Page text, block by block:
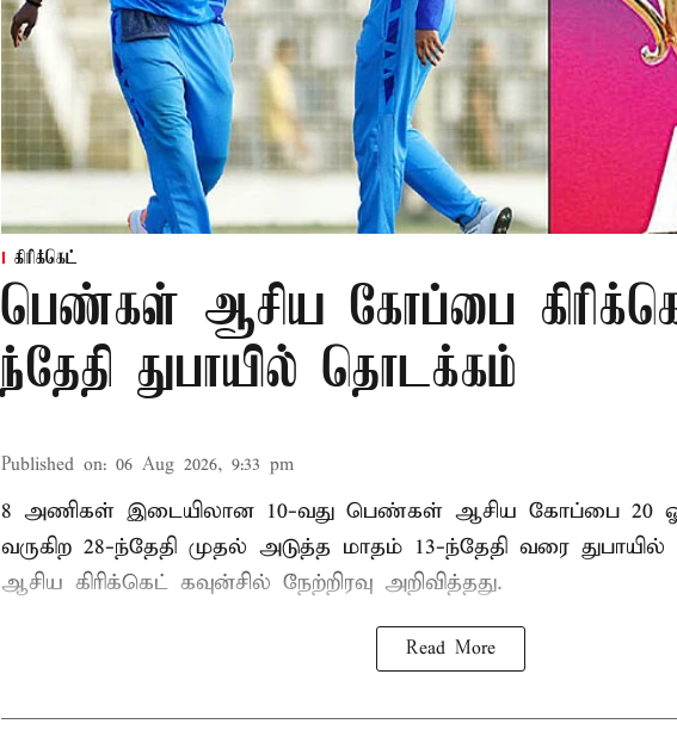
கிரிக்கெட்
பெண்கள் ஆசிய கோப்பை
ந்தேதி துபாயில் தொடக்கம்
Published on: 06 Aug 2026, 9:33 pm
8 அணிகள் இடையிலான 10-வது பெண்கள் ஆசிய கோப்பை 20
வருகிற 28-ந்தேதி முதல் அடுத்த மாதம் 13-ந்தேதி வரை
ஆசிய கிரிக்கெட் கவுன்சில் நேற்றிரவு அறிவித்தது.
Read More